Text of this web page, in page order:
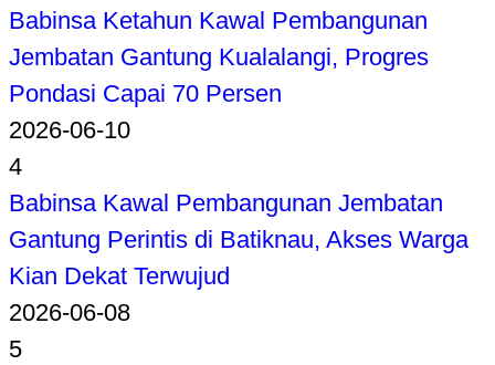
Babinsa Ketahun Kawal Pembangunan
Jembatan Gantung Kualalangi, Progres
Pondasi Capai 70 Persen
2026-06-10
4
Babinsa Kawal Pembangunan Jembatan
Gantung Perintis di Batiknau, Akses Warga
Kian Dekat Terwujud
2026-06-08
5